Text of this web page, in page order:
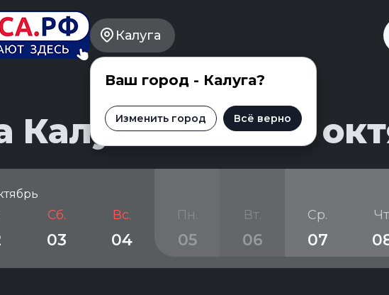
Калуга
Ваш город - Калуга?
Изменить город Всё верно
на 5 - 22
Сб.
03
Вс.
04
Пн.
05
Вт.
06
Ср.
07